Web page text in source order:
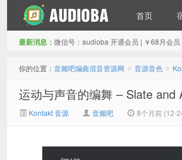
首页
最新消息： 微信号：audioba 开通会员 | ￥68月会
你的位置： 音频吧编曲混音资源网 > 音源音色 >
运动与声音的编舞 – Slate and
Kontakt 音源 音频吧 8个月前 (12-